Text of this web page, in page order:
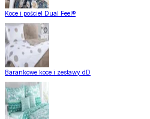
Koce i pościel Dual Feel®
Barankowe koce i zestawy dD